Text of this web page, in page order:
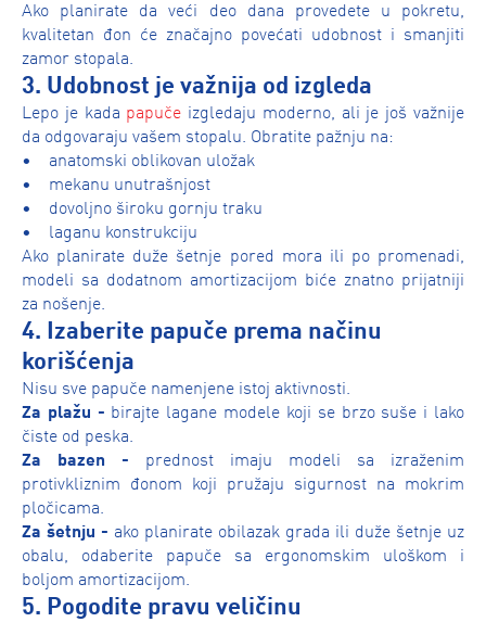
Ako planirate da veći deo dana provedete u pokretu,
kvalitetan đon će značajno povećati udobnost i smanjiti
zamor stopala.
3. Udobnost je važnija od izgleda
Lepo je kada papuče izgledaju moderno, ali je još važnije
da odgovaraju vašem stopalu. Obratite pažnju na:
• anatomski oblikovan uložak
• mekanu unutrašnjost
• dovoljno široku gornju traku
• laganu konstrukciju
Ako planirate duže šetnje pored mora ili po promenadi,
modeli sa dodatnom amortizacijom biće znatno prijatniji
za nošenje.
4. Izaberite papuče prema načinu
korišćenja
Nisu sve papuče namenjene istoj aktivnosti.
Za plažu - birajte lagane modele koji se brzo suše i lako
čiste od peska.
Za bazen - prednost imaju modeli sa izraženim
protivkliznim đonom koji pružaju sigurnost na mokrim
pločicama.
Za šetnju - ako planirate obilazak grada ili duže šetnje uz
obalu, odaberite papuče sa ergonomskim uloškom i
boljom amortizacijom.
5. Pogodite pravu veličinu